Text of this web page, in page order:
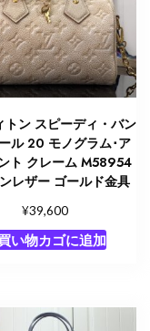
トン スピーディ・バン
ル 20 モノグラム･ア
ト クレーム M58954
レザー ゴールド金具
¥39,600
い物カゴに追加